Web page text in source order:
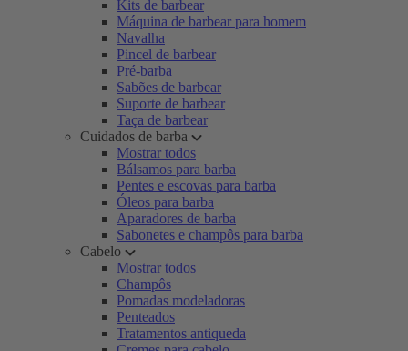
Kits de barbear
Máquina de barbear para homem
Navalha
Pincel de barbear
Pré-barba
Sabões de barbear
Suporte de barbear
Taça de barbear
Cuidados de barba
Mostrar todos
Bálsamos para barba
Pentes e escovas para barba
Óleos para barba
Aparadores de barba
Sabonetes e champôs para barba
Cabelo
Mostrar todos
Champôs
Pomadas modeladoras
Penteados
Tratamentos antiqueda